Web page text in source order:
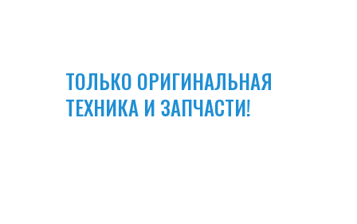
ТОЛЬКО ОРИГИНАЛЬНАЯ
ТЕХНИКА И ЗАПЧАСТИ!